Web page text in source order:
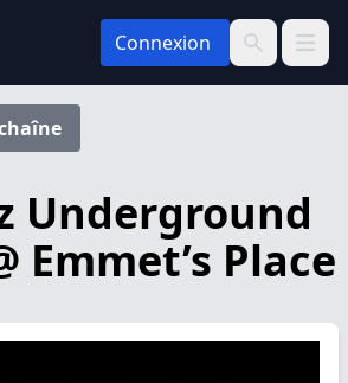
Connexion
Recherche
Underground
Emmet’s Place